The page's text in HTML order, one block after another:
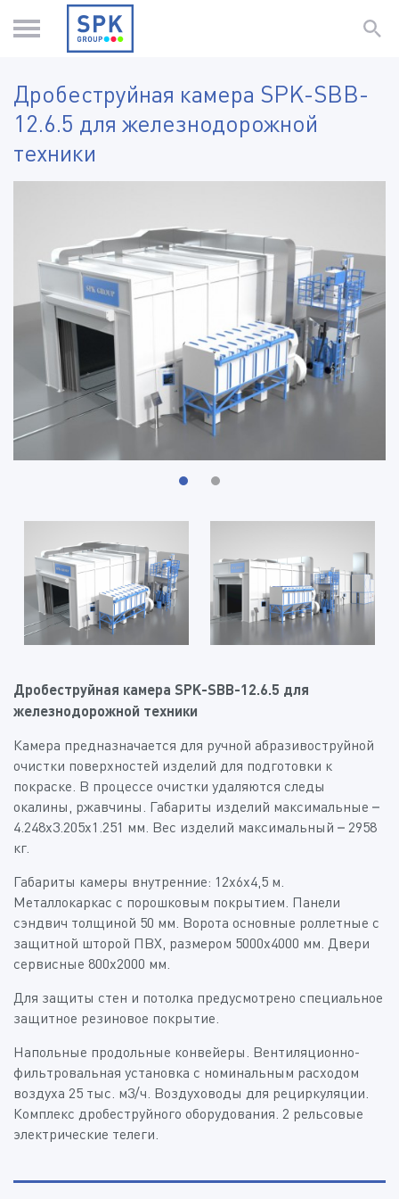
Дробеструйная камера SPK-SBB-
12.6.5 для железнодорожной
техники
Дробеструйная камера SPK-SBB-12.6.5 для
железнодорожной техники
Камера предназначается для ручной абразивоструйной
очистки поверхностей изделий для подготовки к
покраске. В процессе очистки удаляются следы
окалины, ржавчины. Габариты изделий максимальные –
4.248х3.205х1.251 мм. Вес изделий максимальный – 2958
кг.
Габариты камеры внутренние: 12х6х4,5 м.
Металлокаркас с порошковым покрытием. Панели
сэндвич толщиной 50 мм. Ворота основные роллетные с
защитной шторой ПВХ, размером 5000х4000 мм. Двери
сервисные 800х2000 мм.
Для защиты стен и потолка предусмотрено специальное
защитное резиновое покрытие.
Напольные продольные конвейеры. Вентиляционно-
фильтровальная установка с номинальным расходом
воздуха 25 тыс. м3/ч. Воздуховоды для рециркуляции.
Комплекс дробеструйного оборудования. 2 рельсовые
электрические телеги.